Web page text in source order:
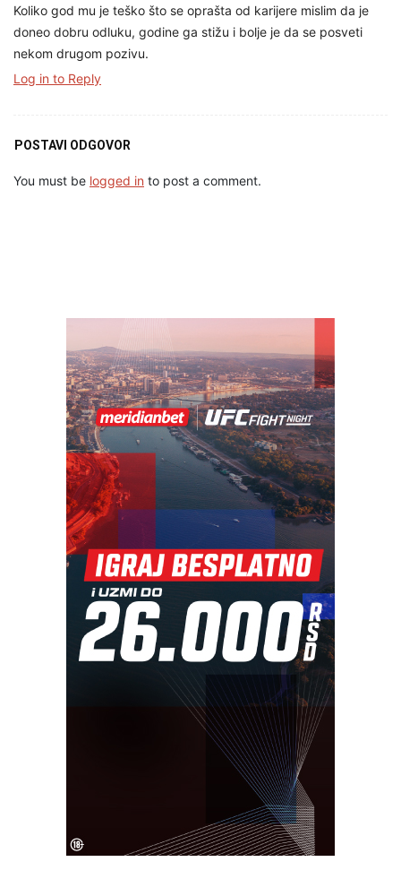
Koliko god mu je teško što se oprašta od karijere mislim da je
doneo dobru odluku, godine ga stižu i bolje je da se posveti
nekom drugom pozivu.
Log in to Reply
POSTAVI ODGOVOR
You must be logged in to post a comment.